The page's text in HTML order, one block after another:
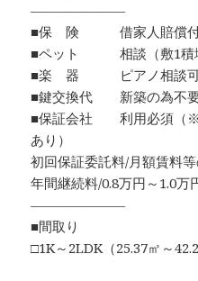
―――――――
■保 険 借家人賠償付
■ペット 相談（敷1積
■楽 器 ピアノ相談
■鍵交換代 新築の為不
■保証会社 利用必須（※
あり）
初回保証委託料/月額賃料
年間継続料/0.8万円～1.0万
―――――――
■間取り
□1K～2LDK（25.37㎡～